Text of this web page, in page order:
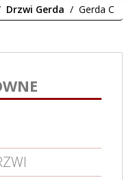
Drzwi Gerda Gerda C